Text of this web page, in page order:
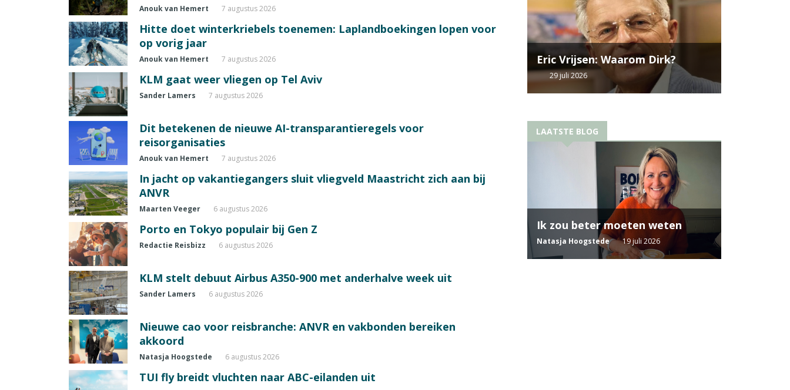
Anouk van Hemert 7 augustus 2026
Hitte doet winterkriebels toenemen: Laplandboekingen lopen voor
op vorig jaar
Anouk van Hemert 7 augustus 2026
KLM gaat weer vliegen op Tel Aviv
Sander Lamers 7 augustus 2026
Dit betekenen de nieuwe AI-transparantieregels voor
reisorganisaties
Anouk van Hemert 7 augustus 2026
In jacht op vakantiegangers sluit vliegveld Maastricht zich aan bij
ANVR
Maarten Veeger 6 augustus 2026
Porto en Tokyo populair bij Gen Z
Redactie Reisbizz 6 augustus 2026
KLM stelt debuut Airbus A350-900 met anderhalve week uit
Sander Lamers 6 augustus 2026
Nieuwe cao voor reisbranche: ANVR en vakbonden bereiken
akkoord
Natasja Hoogstede 6 augustus 2026
TUI fly breidt vluchten naar ABC-eilanden uit
Eric Vrijsen: Waarom Dirk?
29 juli 2026
LAATSTE BLOG
Ik zou beter moeten weten
Natasja Hoogstede 19 juli 2026